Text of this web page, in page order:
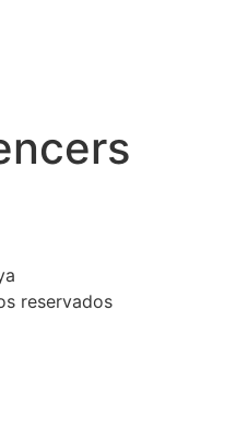
reservados